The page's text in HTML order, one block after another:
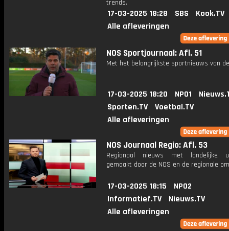
trends.
17-03-2025 18:28 SBS
Kook.TV
Alle afleveringen
NOS Sportjournaal: Afl. 51
Met het belangrijkste sportnieuws van
17-03-2025 18:20 NPO1
Sporten.TV
Voetbal.TV
Alle afleveringen
NOS Journaal Regio: Afl. 53
Regionaal nieuws met landelijke
gemaakt door de NOS en de regionale
17-03-2025 18:15
NPO2
Informatief.TV
Nieuws.TV
Alle afleveringen